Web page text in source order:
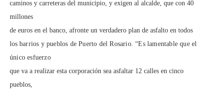
caminos y carreteras del municipio, y exigen al alcalde, que con 40
millones
de euros en el banco, afronte un verdadero plan de asfalto en todos
los barrios y pueblos de Puerto del Rosario. “Es lamentable que el
único esfuerzo
que va a realizar esta corporación sea asfaltar 12 calles en cinco
pueblos,